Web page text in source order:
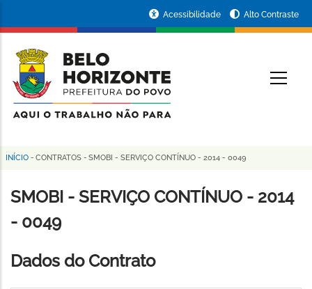
conteúdo
principal
da
Prefeitura
de
Horizonte
Acessibilidade Alto Contraste
Trilha
de
navegação
INÍCIO - CONTRATOS - SMOBI - SERVIÇO CONTÍNUO - 2014 - 0049
SMOBI - SERVIÇO CONTÍNUO - 2014
- 0049
Dados do Contrato